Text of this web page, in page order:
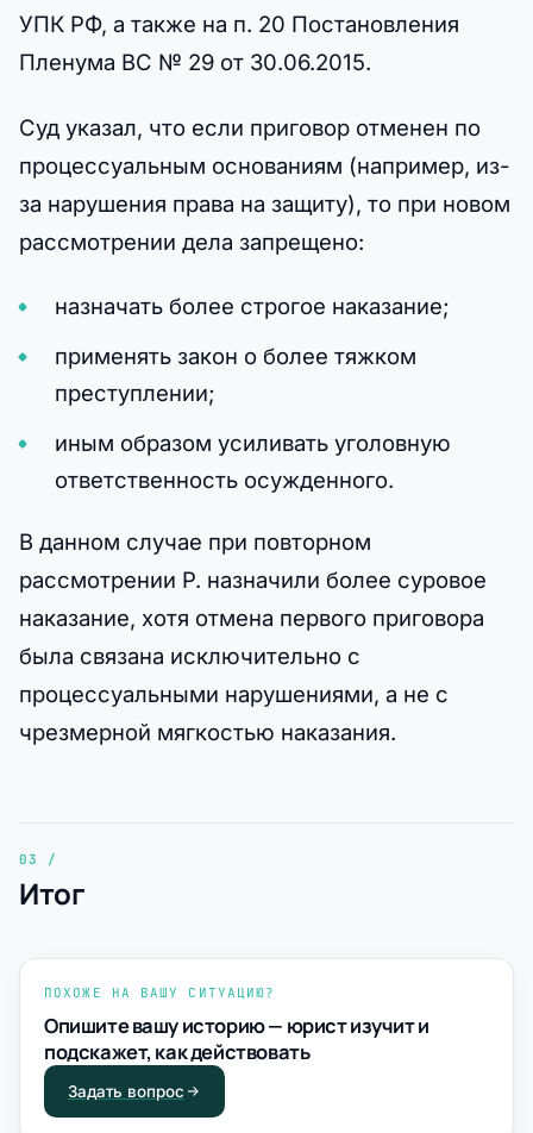
УПК РФ, а также на п. 20 Постановления
Пленума ВС № 29 от 30.06.2015.
Суд указал, что если приговор отменен по
процессуальным основаниям (например, из-
за нарушения права на защиту), то при новом
рассмотрении дела запрещено:
назначать более строгое наказание;
применять закон о более тяжком
преступлении;
иным образом усиливать уголовную
ответственность осужденного.
В данном случае при повторном
рассмотрении Р. назначили более суровое
наказание, хотя отмена первого приговора
была связана исключительно с
процессуальными нарушениями, а не с
чрезмерной мягкостью наказания.
Итог
ПОХОЖЕ НА ВАШУ СИТУАЦИЮ?
Опишите вашу историю — юрист изучит и
подскажет, как действовать
Задать вопрос